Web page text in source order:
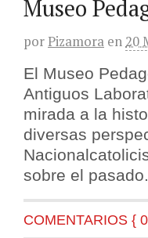
Museo
porPizamora en 20
El Museo
Antiguos
mirada a la
diversas
sobre el
COMENTARIOS {